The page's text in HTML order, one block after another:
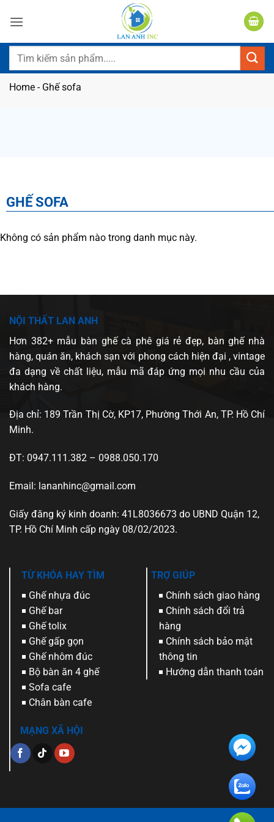
qua
dung
Tìm
Home - Ghế sofa
GHẾ SOFA
Không có sản phẩm nào trong danh mục này.
NỘI THẤT LAN ANH
Hơn 382+ mẫu bàn ghế cà phê giá rẻ đẹp, bàn ghế nhà
hàng, quán ăn, khách sạn với phong cách hiện đại , vintage
đa dạng về chất liệu, mẫu mã đáp ứng mọi nhu cầu của
khách hàng.
Địa chỉ: 189 Trần Thị Cờ, KP17, Phường Thới An, TP. Hồ Chí
Minh.
ĐT: 0947.111.382 – 0988.050.170
Email: lananhinc@gmail.com
Giấy đăng ký kinh doanh: 41L8036673 do UBND Quận 12,
TP. Hồ Chí Minh cấp ngày 08/02/2023.
TỪ KHÓA HAY TÌM
Ghế nhựa đúc
Ghế bar
Ghế tolix
Ghế gấp gọn
Ghế nhôm đúc
Bộ bàn ăn 4 ghế
Sofa cafe
Chân bàn cafe
MẠNG XÃ HỘI
TRỢ GIÚP
Chính sách giao hàng
Chính sách đổi trả
hàng
Chính sách bảo mật
thông tin
Hướng dẫn thanh toán